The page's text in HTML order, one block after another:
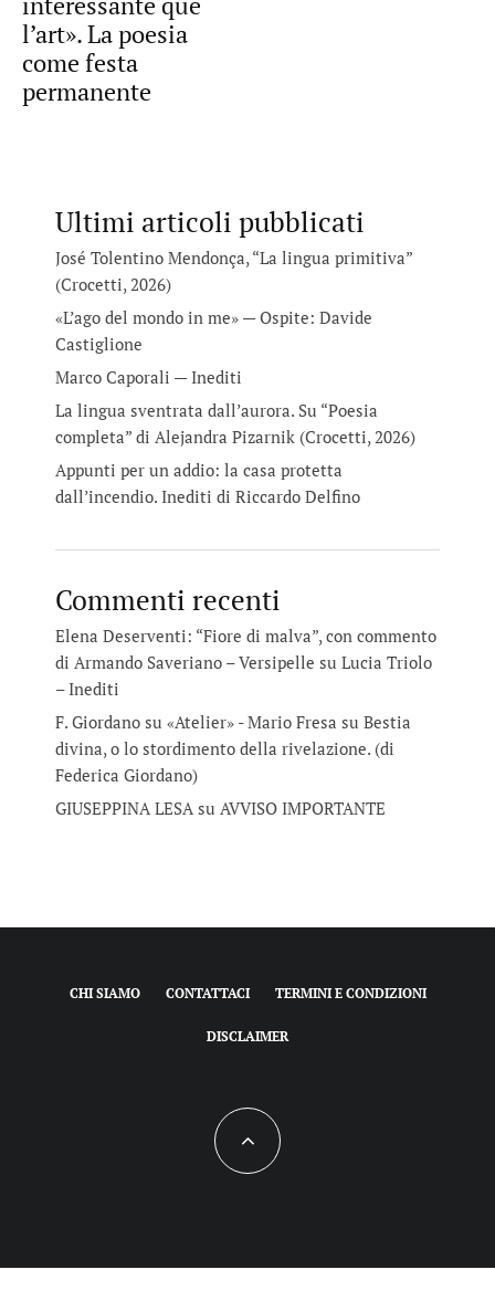
l’art». La poesia
come festa
permanente
Ultimi articoli pubblicati
José Tolentino Mendonça, “La lingua primitiva”
(Crocetti, 2026)
«L’ago del mondo in me» — Ospite: Davide
Castiglione
Marco Caporali — Inediti
La lingua sventrata dall’aurora. Su “Poesia
completa” di Alejandra Pizarnik (Crocetti, 2026)
Appunti per un addio: la casa protetta
dall’incendio. Inediti di Riccardo Delfino
Commenti recenti
Elena Deserventi: “Fiore di malva”, con commento
di Armando Saveriano – Versipelle su Lucia Triolo
– Inediti
F. Giordano su «Atelier» - Mario Fresa su Bestia
divina, o lo stordimento della rivelazione. (di
Federica Giordano)
GIUSEPPINA LESAsu AVVISO IMPORTANTE
CHI SIAMO CONTATTACI TERMINI E CONDIZIONI
DISCLAIMER